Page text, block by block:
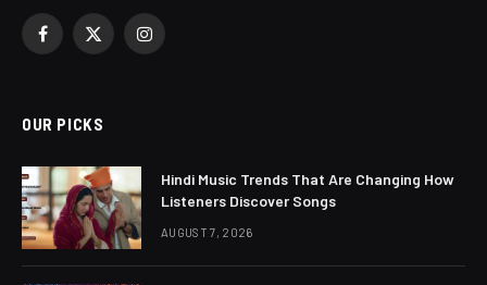
Facebook
X
Instagram
OUR PICKS
Hindi Music Trends That Are Changing How
Listeners Discover Songs
AUGUST 7, 2026